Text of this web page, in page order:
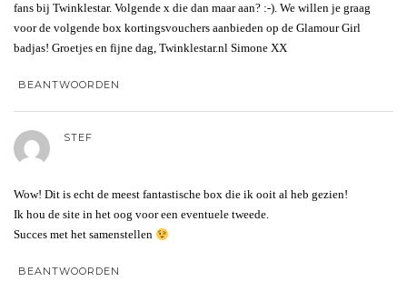
fans bij Twinklestar. Volgende x die dan maar aan? :-). We willen je graag
voor de volgende box kortingsvouchers aanbieden op de Glamour Girl
badjas! Groetjes en fijne dag, Twinklestar.nl Simone XX
BEANTWOORDEN
STEF
Wow! Dit is echt de meest fantastische box die ik ooit al heb gezien!
Ik hou de site in het oog voor een eventuele tweede.
Succes met het samenstellen
BEANTWOORDEN